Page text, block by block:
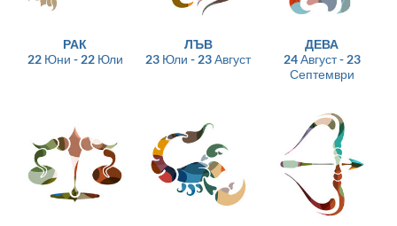
РАК
22 Юни - 22 Юли
ЛЪВ
23 Юли - 23 Август
ДЕВА
24 Август - 23
Септември